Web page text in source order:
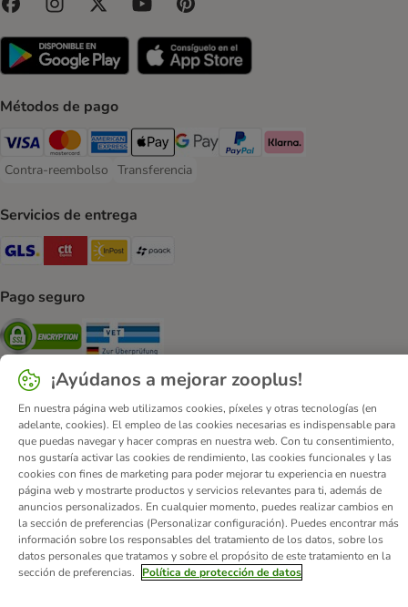
Métodos de pago
Visa Payment Method
Mastercard Payment Method
American Express Payment Method
Apple Pay Payment Method
Google Pay Payment Method
PayPal Payment Method
Klarna Payment Method
Contra-reembolso
Contra-reembolso Payment Method
Transferencia
Transferencia Payment Method
Servicios de entrega
GLS Shipping Method
CTTExpress Shipping Method
InPost Shipping Method
Pago seguro
Security
Quiénes somos Empleo Corporate Website
Aviso Legal
Condiciones comerciales generales
DSA
Formulario de desistimiento
Contacto
Gastos de envío y plazo de entrega
Formas de pago
Programa de afiliación
Protección de datos
Declaración de accesibilidad
¡Ayúdanos a mejorar zooplus!
En nuestra página web utilizamos cookies, píxeles y otras tecnologías (en
adelante, cookies). El empleo de las cookies necesarias es indispensable para
que puedas navegar y hacer compras en nuestra web. Con tu consentimiento,
nos gustaría activar las cookies de rendimiento, las cookies funcionales y las
cookies con fines de marketing para poder mejorar tu experiencia en nuestra
página web y mostrarte productos y servicios relevantes para ti, además de
anuncios personalizados. En cualquier momento, puedes realizar cambios en
la sección de preferencias (Personalizar configuración). Puedes encontrar más
información sobre los responsables del tratamiento de los datos, sobre los
datos personales que tratamos y sobre el propósito de este tratamiento en la
sección de preferencias.
Política de protección de datos